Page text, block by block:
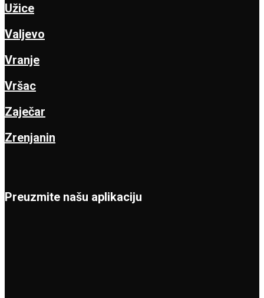
Užice
Valjevo
Vranje
Vršac
Zaječar
Zrenjanin
Preuzmite našu aplikaciju